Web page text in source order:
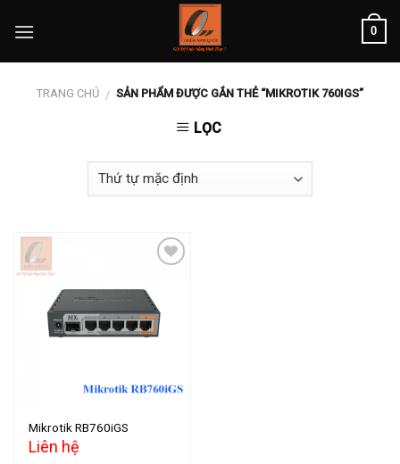
0
TRANG CHỦ / SẢN PHẨM ĐƯỢC GẮN THẺ “MIKROTIK 760IGS”
LỌC
Add to
wishlist
Mikrotik RB760iGS
Liên hệ